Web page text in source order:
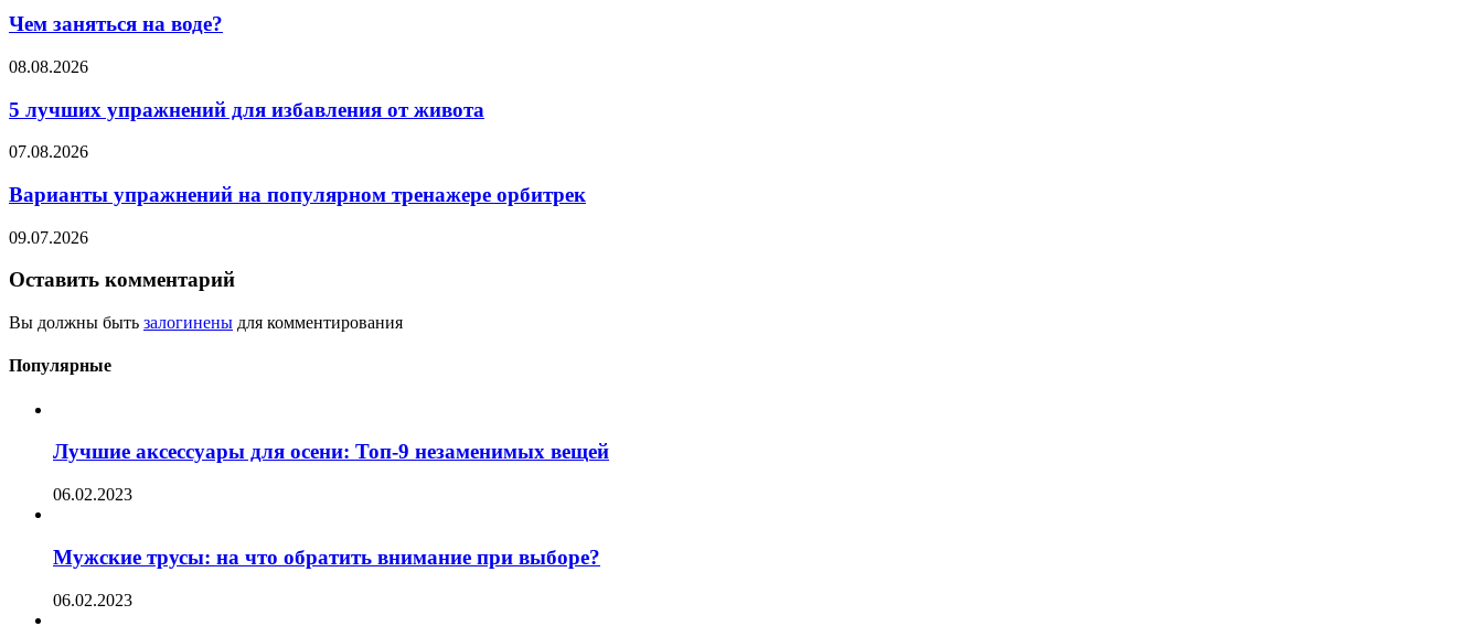
Чем заняться на воде?
08.08.2026
5 лучших упражнений для избавления от живота
07.08.2026
Варианты упражнений на популярном тренажере орбитрек
09.07.2026
Оставить комментарий
Вы должны быть залогинены для комментирования
Популярные
Лучшие аксессуары для осени: Топ-9 незаменимых вещей
06.02.2023
Мужские трусы: на что обратить внимание при выборе?
06.02.2023